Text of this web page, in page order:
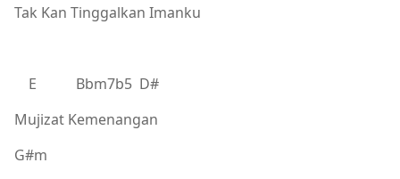
Tak Kan Tinggalkan Imanku
E Bbm7b5 D#
Mujizat Kemenangan
G#m